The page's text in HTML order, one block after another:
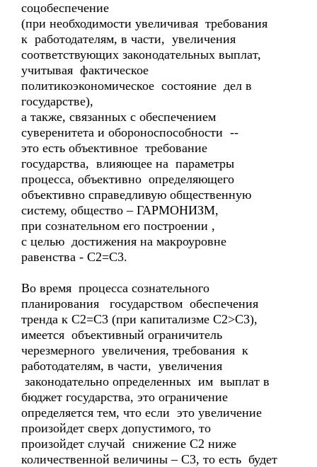
соцобеспечение
(при необходимости увеличивая требования
к работодателям, в части, увеличения
соответствующих законодательных выплат,
учитывая фактическое
политикоэкономическое состояние дел в
государстве),
а также, связанных с обеспечением
суверенитета и обороноспособности --
это есть объективное требование
государства, влияющее на параметры
процесса, объективно определяющего
объективно справедливую общественную
систему, общество – ГАРМОНИЗМ,
при сознательном его построении ,
с целью достижения на макроуровне
равенства - С2=С3.
Во время процесса сознательного
планирования государством обеспечения
тренда к С2=С3 (при капитализме С2>С3),
имеется объективный ограничитель
черезмерного увеличения, требования к
работодателям, в части, увеличения
законодательно определенных им выплат в
бюджет государства, это ограничение
определяется тем, что если это увеличение
произойдет сверх допустимого, то
произойдет случай снижение С2 ниже
количественной величины – С3, то есть будет